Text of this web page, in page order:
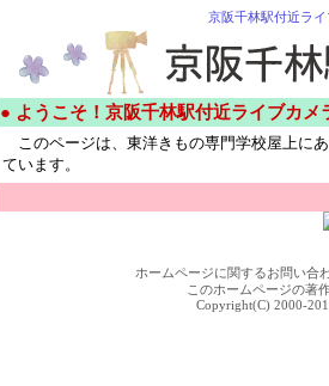
京阪千林駅付近ラ
● ようこそ！京阪千林駅付近ライブカメ
このページは、東洋きもの専門学校屋上に
ています。
ホームページに関するお問い合
このホームページの著
Copyright(C) 2000-